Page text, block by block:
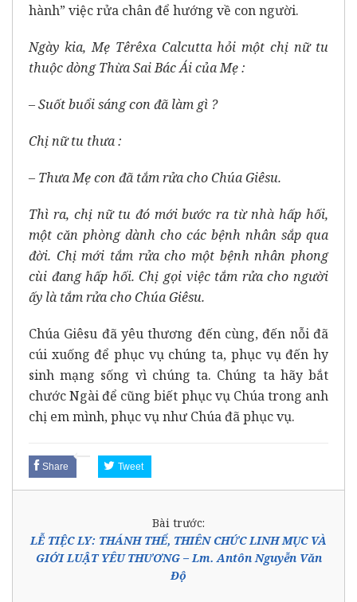
hành” việc rửa chân để hướng về con người.
Ngày kia, Mẹ Têrêxa Calcutta hỏi một chị nữ tu
thuộc dòng Thừa Sai Bác Ái của Mẹ :
– Suốt buổi sáng con đã làm gì ?
Chị nữ tu thưa :
– Thưa Mẹ con đã tắm rửa cho Chúa Giêsu.
Thì ra, chị nữ tu đó mới bước ra từ nhà hấp hối,
một căn phòng dành cho các bệnh nhân sắp qua
đời. Chị mới tắm rửa cho một bệnh nhân phong
cùi đang hấp hối. Chị gọi việc tắm rửa cho người
ấy là tắm rửa cho Chúa Giêsu.
Chúa Giêsu đã yêu thương đến cùng, đến nỗi đã
cúi xuống để phục vụ chúng ta, phục vụ đến hy
sinh mạng sống vì chúng ta. Chúng ta hãy bắt
chước Ngài để cũng biết phục vụ Chúa trong anh
chị em mình, phục vụ như Chúa đã phục vụ.
Share Tweet
Bài trước:
LỄ TIỆC LY: THÁNH THỂ, THIÊN CHỨC LINH MỤC VÀ
GIỚI LUẬT YÊU THƯƠNG – Lm. Antôn Nguyễn Văn
Độ